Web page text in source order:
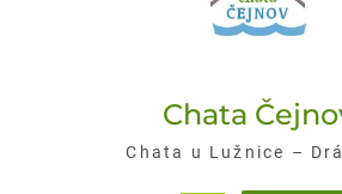
Chata
Chata u Lužnice –